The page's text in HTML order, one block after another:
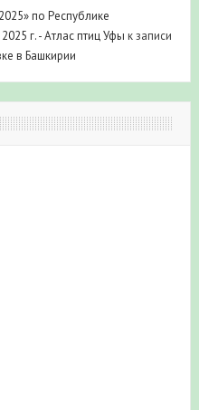
по Республике
г. - Атлас птиц Уфы к записи
в Башкирии